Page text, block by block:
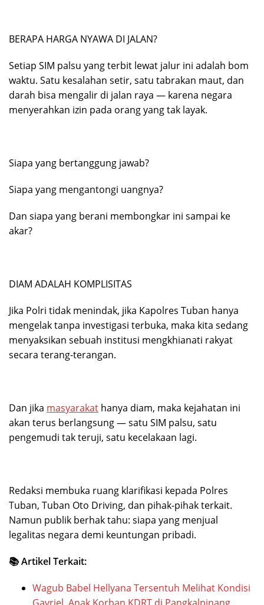
BERAPA HARGA NYAWA DI JALAN?
Setiap SIM palsu yang terbit lewat jalur ini adalah bom
waktu. Satu kesalahan setir, satu tabrakan maut, dan
darah bisa mengalir di jalan raya — karena negara
menyerahkan izin pada orang yang tak layak.
Siapa yang bertanggung jawab?
Siapa yang mengantongi uangnya?
Dan siapa yang berani membongkar ini sampai ke
akar?
DIAM ADALAH KOMPLISITAS
Jika Polri tidak menindak, jika Kapolres Tuban hanya
mengelak tanpa investigasi terbuka, maka kita sedang
menyaksikan sebuah institusi mengkhianati rakyat
secara terang-terangan.
Dan jika masyarakat hanya diam, maka kejahatan ini
akan terus berlangsung — satu SIM palsu, satu
pengemudi tak teruji, satu kecelakaan lagi.
Redaksi membuka ruang klarifikasi kepada Polres
Tuban, Tuban Oto Driving, dan pihak-pihak terkait.
Namun publik berhak tahu: siapa yang menjual
legalitas negara demi keuntungan pribadi.
📚 Artikel Terkait:
Wagub Babel Hellyana Tersentuh Melihat Kondisi